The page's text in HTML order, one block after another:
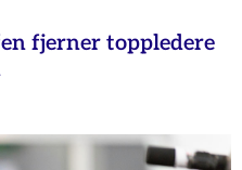
fjerner toppledere